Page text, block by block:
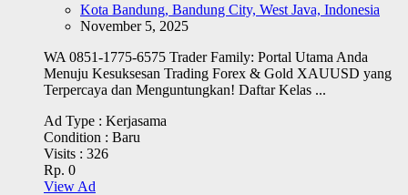
Kota Bandung, Bandung City, West Java, Indonesia
November 5, 2025
WA 0851-1775-6575 Trader Family: Portal Utama Anda
Menuju Kesuksesan Trading Forex & Gold XAUUSD yang
Terpercaya dan Menguntungkan! Daftar Kelas ...
Ad Type : Kerjasama
Condition : Baru
Visits : 326
Rp. 0
View Ad